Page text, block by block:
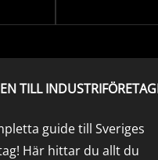
TILL
guide till Sveriges
Här hittar du allt du